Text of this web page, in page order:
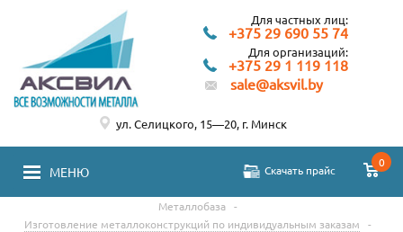
Для частных лиц:
+375 29 690 55 74
Для организаций:
+375 29 1 119 118
sale@aksvil.by
МЕНЮ Скачать прайс
0
ул. Селицкого, 15—20, г. Минск
Металлобаза -
Изготовление металлоконструкций по индивидуальным заказам
-